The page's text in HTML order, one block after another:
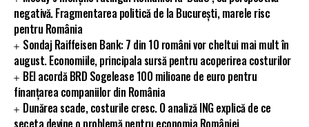
negativă. Fragmentarea politică de la București, marele risc
pentru România
Sondaj Raiffeisen Bank: 7 din 10 români vor cheltui mai mult în
august. Economiile, principala sursă pentru acoperirea costurilor
BEI acordă BRD Sogelease 100 milioane de euro pentru
finanțarea companiilor din România
Dunărea scade, costurile cresc. O analiză ING explică de ce